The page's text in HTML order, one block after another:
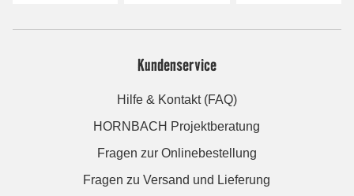
Kundenservice
Hilfe & Kontakt (FAQ)
HORNBACH Projektberatung
Fragen zur Onlinebestellung
Fragen zu Versand und Lieferung